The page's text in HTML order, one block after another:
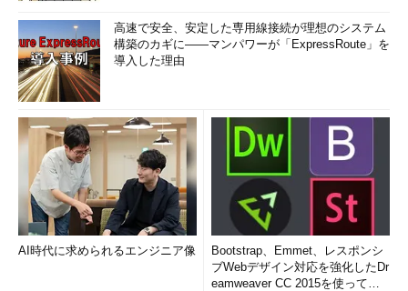
高速で安全、安定した専用線接続が理想のシステム
構築のカギに――マンパワーが「ExpressRoute」を
導入した理由
AI時代に求められるエンジニア像
Bootstrap、Emmet、レスポンシ
ブWebデザイン対応を強化したDr
eamweaver CC 2015を使って